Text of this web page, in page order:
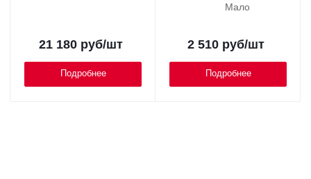
21 180руб/шт
Подробнее
Мало
2 510руб/шт
Подробнее